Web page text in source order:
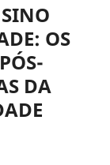
OS
DA